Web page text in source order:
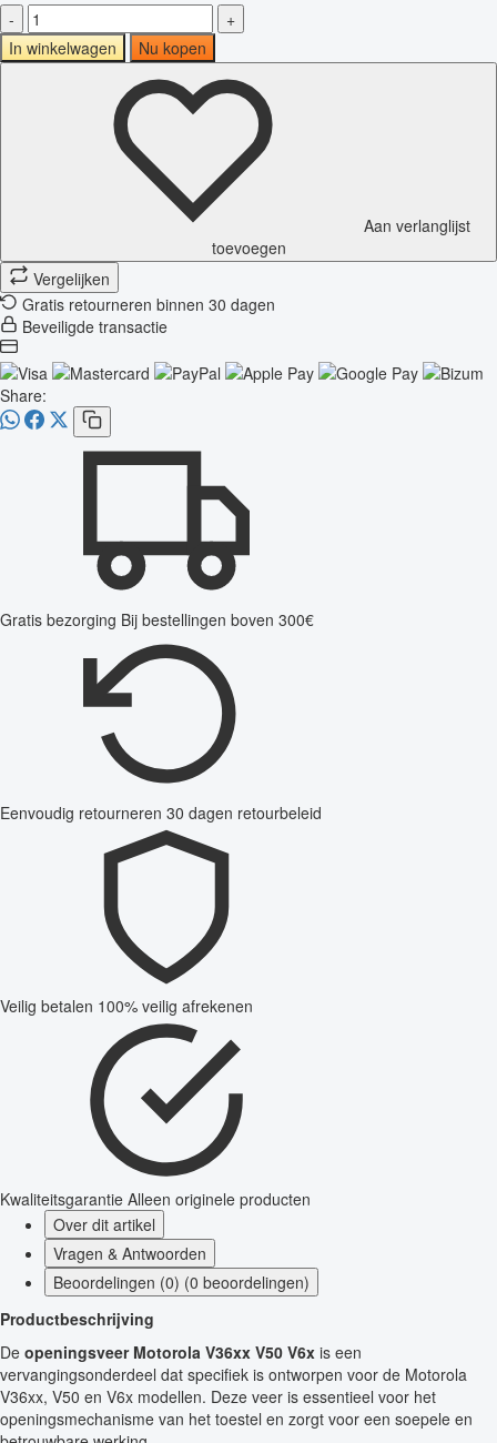
-
+
In winkelwagen
Nu kopen
Aan verlanglijst
toevoegen
Vergelijken
Gratis retourneren binnen 30 dagen
Beveiligde transactie
Share:
Gratis bezorging Bij bestellingen boven 300€
Eenvoudig retourneren 30 dagen retourbeleid
Veilig betalen 100% veilig afrekenen
Kwaliteitsgarantie Alleen originele producten
Over dit artikel
Vragen & Antwoorden
Beoordelingen (0) (0 beoordelingen)
Productbeschrijving
De openingsveer Motorola V36xx V50 V6x is een
vervangingsonderdeel dat specifiek is ontworpen voor de Motorola
V36xx, V50 en V6x modellen. Deze veer is essentieel voor het
openingsmechanisme van het toestel en zorgt voor een soepele en